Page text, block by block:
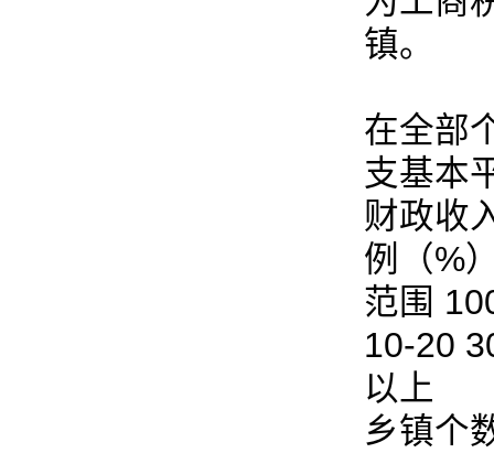
镇。
在全部
支基本
财政收
例（%
范围
10-20
以上
乡镇个